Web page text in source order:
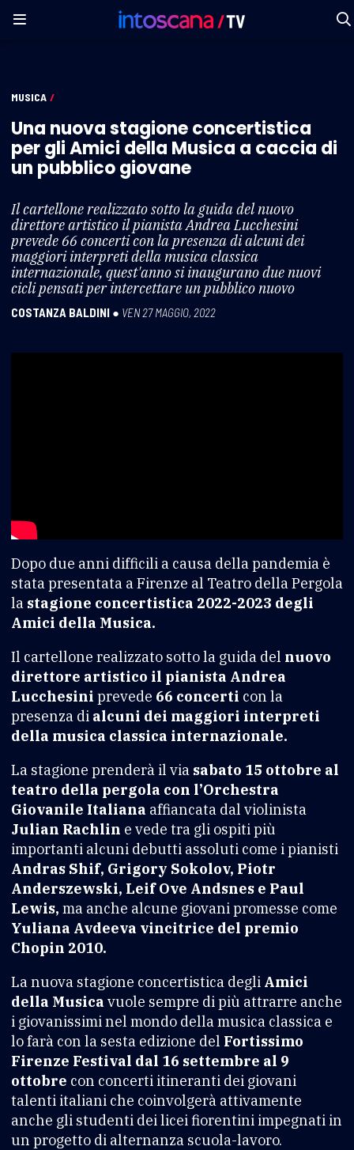
MUSICA /
Una nuova stagione concertistica
per gli Amici della Musica a caccia di
un pubblico giovane
Il cartellone realizzato sotto la guida del nuovo
direttore artistico il pianista Andrea Lucchesini
prevede 66 concerti con la presenza di alcuni dei
maggiori interpreti della musica classica
internazionale, quest'anno si inaugurano due nuovi
cicli pensati per intercettare un pubblico nuovo
COSTANZA BALDINI ● VEN 27 MAGGIO, 2022
Dopo due anni difficili a causa della pandemia è
stata presentata a Firenze al Teatro della Pergola
la stagione concertistica 2022-2023 degli
Amici della Musica.
Il cartellone realizzato sotto la guida del nuovo
direttore artistico il pianista Andrea
Lucchesini prevede 66 concerti con la
presenza di alcuni dei maggiori interpreti
della musica classica internazionale.
La stagione prenderà il via sabato 15 ottobre al
teatro della pergola con l’Orchestra
Giovanile Italiana affiancata dal violinista
Julian Rachlin e vede tra gli ospiti più
importanti alcuni debutti assoluti come i pianisti
Andras Shif, Grigory Sokolov, Piotr
Anderszewski, Leif Ove Andsnes e Paul
Lewis, ma anche alcune giovani promesse come
Yuliana Avdeeva vincitrice del premio
Chopin 2010.
La nuova stagione concertistica degli Amici
della Musica vuole sempre di più attrarre anche
i giovanissimi nel mondo della musica classica e
lo farà con la sesta edizione del Fortissimo
Firenze Festival dal 16 settembre al 9
ottobre con concerti itineranti dei giovani
talenti italiani che coinvolgerà attivamente
anche gli studenti dei licei fiorentini impegnati in
un progetto di alternanza scuola-lavoro.